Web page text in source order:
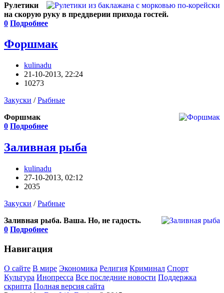
Рулетики
на скорую руку в преддверии прихода гостей.
0 Подробнее
Форшмак
kulinadu
21-10-2013, 22:24
10273
Закуски /Рыбные
Форшмак
0 Подробнее
Заливная рыба
kulinadu
27-10-2013, 02:12
2035
Закуски /Рыбные
Заливная рыба. Ваша. Но, не гадость.
0 Подробнее
Навигация
О сайте В мире Экономика Религия Криминал Спорт
Культура Инопресса Все последние новости Поддержка
скрипта Полная версия сайта